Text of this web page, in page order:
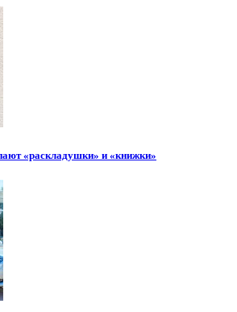
«раскладушки» и «книжки»